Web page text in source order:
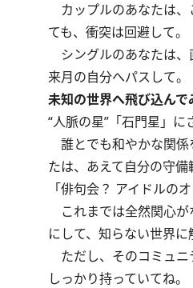
カップルのあなたは、
ても、衝突は回避して。
シングルのあなたは、
来月の自分へパスして。
未知の世界へ飛び込んで
“人脈の星”「石門星」
誰とでも和やかな関係
たは、あえて自分の守
「俳句会？ アイドルの
これまでは全然関心が
にして、知らない世界
ただし、そのコミュニ
しっかり持っていてね。